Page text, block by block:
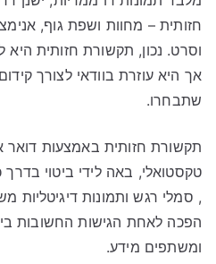
חזותית – מחוות ושפת גוף,
וסרט. נכון, תקשורת חזותית
אך היא עוזרת בוודאי לצורך
שתבחרו.
תקשורת חזותית באמצעות דואר
, סמלי רגש ותמונות דיגיטליות
הפכה לאחת הגישות החשובות
ומשתפים מידע.